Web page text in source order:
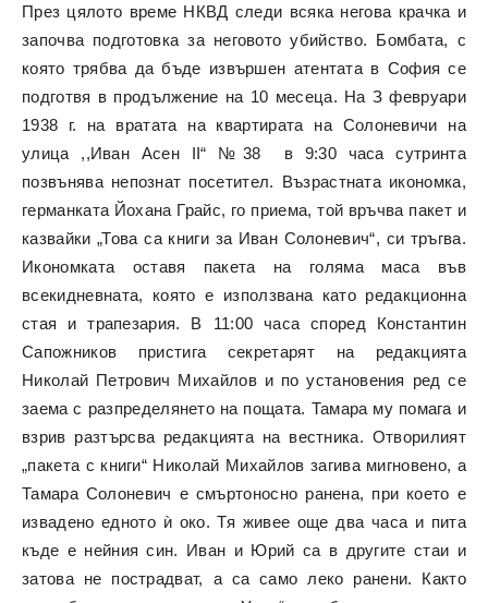
През цялото време НКВД следи всяка негова крачка и
започва подготовка за неговото убийство. Бомбата, с
която трябва да бъде извършен атентата в София се
подготвя в продължение на 10 месеца. На З февруари
1938 г. на вратата на квартирата на Солоневичи на
улица ,,Иван Асен II“ №38 в 9:30 часа сутринта
позвънява непознат посетител. Възрастната икономка,
германката Йохана Грайс, го приема, той връчва пакет и
казвайки „Това са книги за Иван Солоневич“, си тръгва.
Икономката оставя пакета на голяма маса във
всекидневната, която е използвана като редакционна
стая и трапезария. В 11:00 часа според Константин
Сапожников пристига секретарят на редакцията
Николай Петрович Михайлов и по установения ред се
заема с разпределянето на пощата. Тамара му помага и
взрив разтърсва редакцията на вестника. Отворилият
„пакета с книги“ Николай Михайлов загива мигновено, а
Тамара Солоневич е смъртоносно ранена, при което е
извадено едното ѝ око. Тя живее още два часа и пита
къде е нейния син. Иван и Юрий са в другите стаи и
затова не пострадват, а са само леко ранени. Както